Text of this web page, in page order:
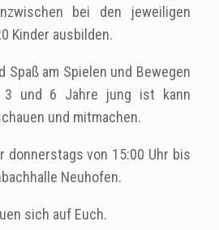
bei den jeweiligen
Kinder ausbilden.
Spaß am Spielen und Bewegen
3 und 6 Jahre jung ist kann
und mitmachen.
donnerstags von 15:00 Uhr bis
Neuhofen.
sich auf Euch.